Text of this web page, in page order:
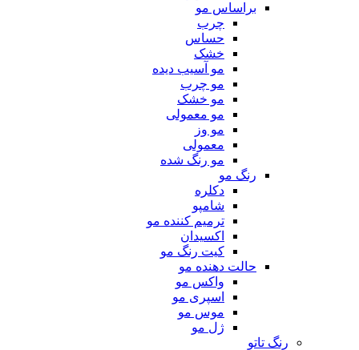
براساس مو
چرب
حساس
خشک
مو آسیب دیده
مو چرب
مو خشک
مو معمولی
مو وز
معمولی
مو رنگ شده
رنگ مو
دکلره
شامپو
ترمیم کننده مو
اکسیدان
کیت رنگ مو
حالت دهنده مو
واکس مو
اسپری مو
موس مو
ژل مو
رنگ تاتو